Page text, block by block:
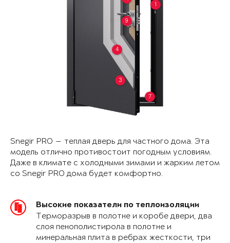
1
3
4
7
9
Snegir PRO — теплая дверь для частного дома. Эта
модель отлично противостоит погодным условиям.
Даже в климате с холодными зимами и жарким летом
со Snegir PRO дома будет комфортно.
Высокие показатели по теплоизоляции
Терморазрыв в полотне и коробе двери, два
слоя пенополистирола в полотне и
минеральная плита в ребрах жесткости, три